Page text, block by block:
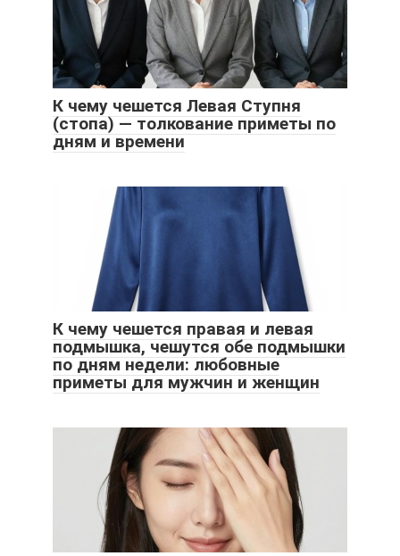
К чему чешется Левая Ступня
(стопа) — толкование приметы по
дням и времени
К чему чешется правая и левая
подмышка, чешутся обе подмышки
по дням недели: любовные
приметы для мужчин и женщин